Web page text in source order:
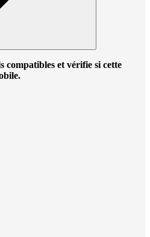
compatibles et vérifie si cette